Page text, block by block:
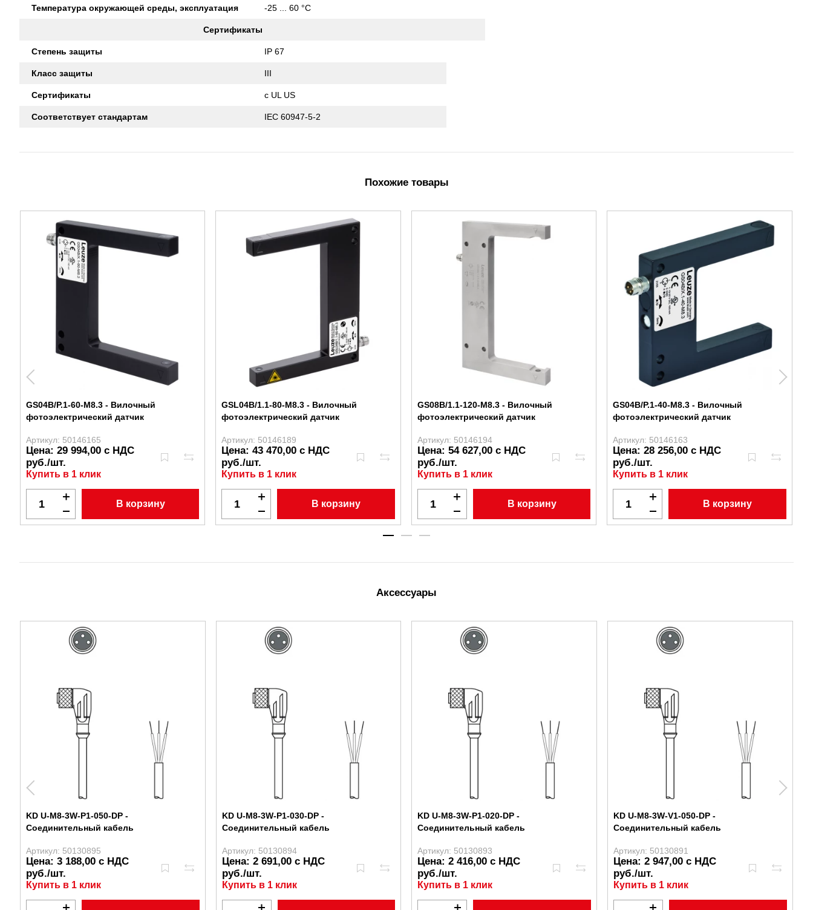
Температура окружающей среды, эксплуатация -25 ... 60 °C
Сертификаты
Степень защиты IP 67
Класс защиты III
Сертификаты c UL US
Соответствует стандартам IEC 60947-5-2
Похожие товары
GS04B/P.1-60-M8.3 - Вилочный
фотоэлектрический датчик
Артикул: 50146165
Цена: 29 994,00 с НДС
руб./шт.
Купить в 1 клик
В корзину
GSL04B/1.1-80-M8.3 - Вилочный
фотоэлектрический датчик
Артикул: 50146189
Цена: 43 470,00 с НДС
руб./шт.
Купить в 1 клик
В корзину
GS08B/1.1-120-M8.3 - Вилочный
фотоэлектрический датчик
Артикул: 50146194
Цена: 54 627,00 с НДС
руб./шт.
Купить в 1 клик
В корзину
GS04B/P.1-40-M8.3 - Вилочный
фотоэлектрический датчик
Артикул: 50146163
Цена: 28 256,00 с НДС
руб./шт.
Купить в 1 клик
В корзину
Аксессуары
KD U-M8-3W-P1-050-DP -
Соединительный кабель
Артикул: 50130895
Цена: 3 188,00 с НДС
руб./шт.
Купить в 1 клик
KD U-M8-3W-P1-030-DP -
Соединительный кабель
Артикул: 50130894
Цена: 2 691,00 с НДС
руб./шт.
Купить в 1 клик
KD U-M8-3W-P1-020-DP -
Соединительный кабель
Артикул: 50130893
Цена: 2 416,00 с НДС
руб./шт.
Купить в 1 клик
KD U-M8-3W-V1-050-DP -
Соединительный кабель
Артикул: 50130891
Цена: 2 947,00 с НДС
руб./шт.
Купить в 1 клик